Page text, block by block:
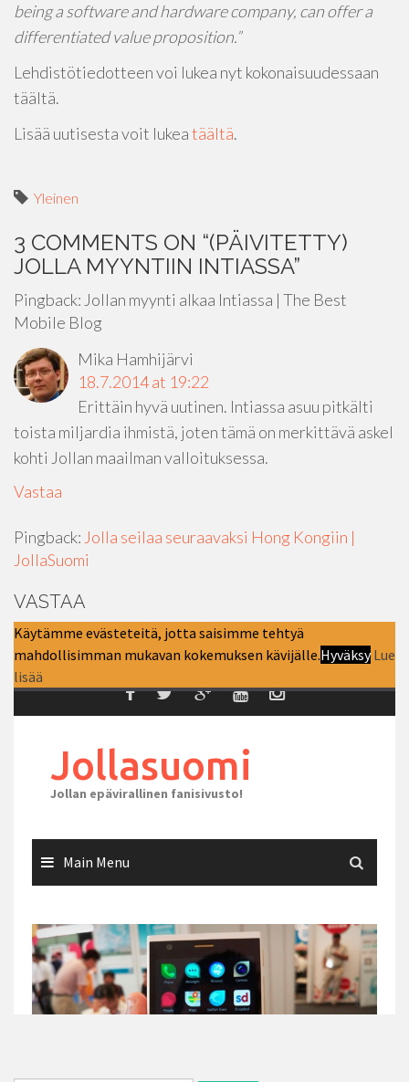
being a software and hardware company, can offer a
differentiated value proposition.”
Lehdistötiedotteen voi lukea nyt kokonaisuudessaan
täältä.
Lisää uutisesta voit lukeatäältä.
Yleinen
3 COMMENTS ON “(PÄIVITETTY)
JOLLA MYYNTIIN INTIASSA”
Pingback: Jollan myynti alkaa Intiassa | The Best
Mobile Blog
Mika Hamhijärvi
18.7.2014 at 19:22
Erittäin hyvä uutinen. Intiassa asuu pitkälti
toista miljardia ihmistä, joten tämä on merkittävä askel
kohti Jollan maailman valloituksessa.
Vastaa
Pingback: Jolla seilaa seuraavaksi Hong Kongiin |
JollaSuomi
VASTAA